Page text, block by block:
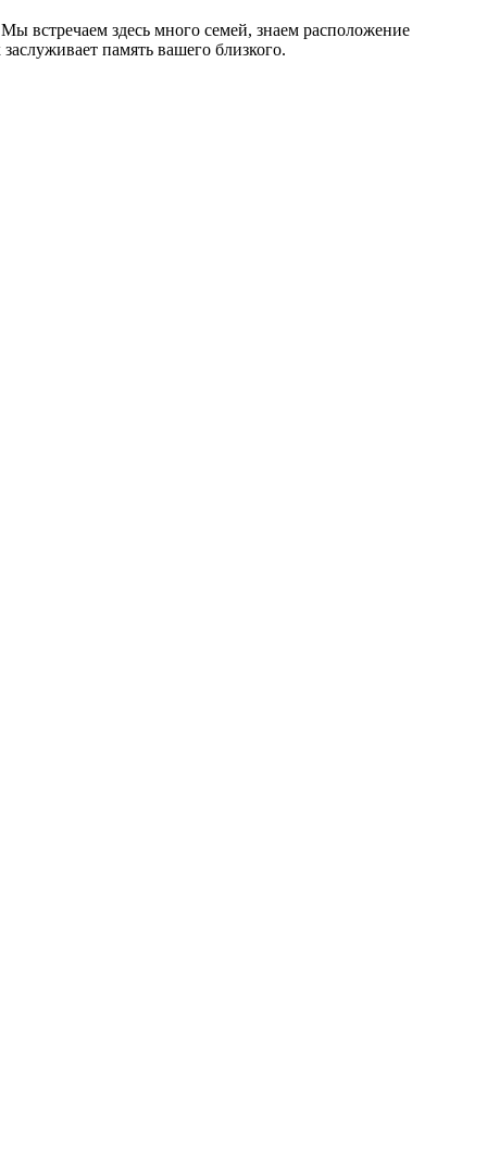
встречаем здесь много семей, знаем расположение
память вашего близкого.